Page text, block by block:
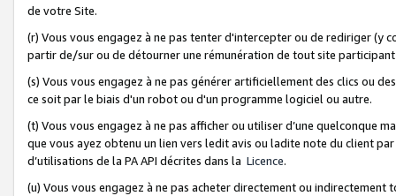
de votre Site.
(r) Vous vous engagez à ne pas tenter d'intercepter ou de rediriger
partir de/sur ou de détourner une rémunération de tout site
(s) Vous vous engagez à ne pas générer artificiellement des clics ou
ce soit par le biais d'un robot ou d'un programme logiciel ou autre.
(t) Vous vous engagez à ne pas afficher ou utiliser d’une quelconque
que vous ayez obtenu un lien vers ledit avis ou ladite note du client
d’utilisations de la PA API décrites dans la Licence.
(u) Vous vous engagez à ne pas acheter directement ou